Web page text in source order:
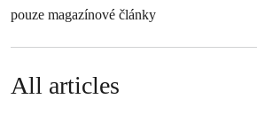
pouze magazínové články
All articles